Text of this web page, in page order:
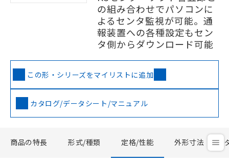
の組み合わせでパソコンに
よるセンタ監視が可能。通
報装置への各種設定もセン
タ側からダウンロード可能
この形・シリーズをマイリストに追加
カタログ/データシート/マニュアル
商品の特長 形式/種類 定格/性能 外形寸法